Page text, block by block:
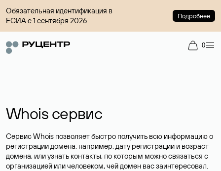
Обязательная идентификация в
ЕСИА с 1 сентября 2026
Подробнее
0
Whois сервис
Сервис Whois позволяет быстро получить всю информацию о
регистрации домена, например, дату регистрации и возраст
домена, или узнать контакты, по которым можно связаться с
организацией или человеком, чей домен вас заинтересовал.